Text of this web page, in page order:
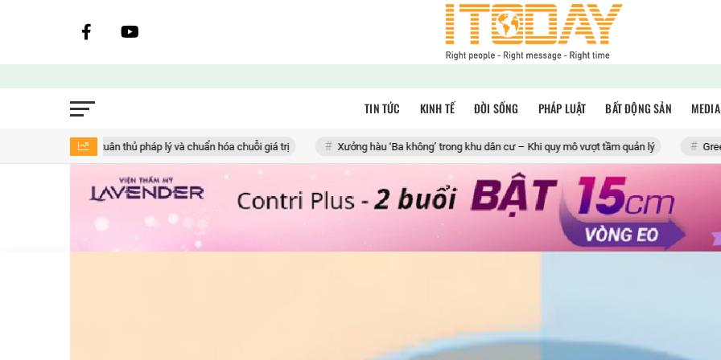
TIN TỨC KINH TẾ ĐỜI SỐNG PHÁP LUẬT BẤT ĐỘNG SẢN MEDIA
tuân thủ pháp lý và chuẩn hóa chuỗi giá trị Xưởng hàu ‘Ba không’ trong khu dân cư – Khi quy mô vượt tầm quản lý Green Aquatech và